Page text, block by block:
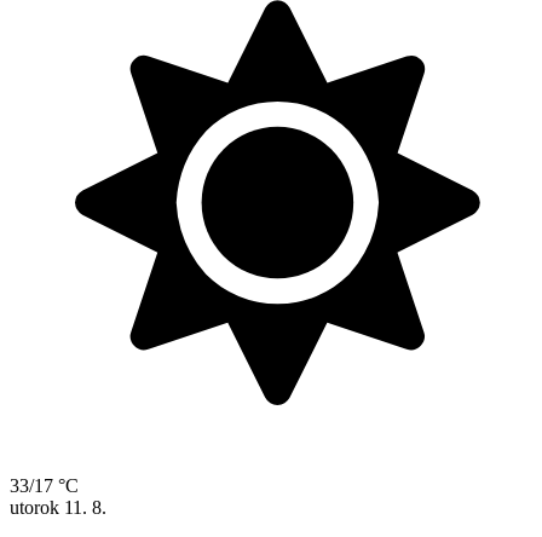
33/17 °C
utorok 11. 8.